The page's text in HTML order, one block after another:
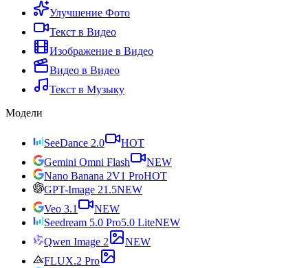
Улучшение Фото
Текст в Видео
Изображение в Видео
Видео в Видео
Текст в Музыку
Модели
SeeDance 2.0
HOT
Gemini Omni Flash
NEW
Nano Banana 2V1 ProHOT
GPT-Image 21.5NEW
Veo 3.1
NEW
Seedream 5.0 Pro5.0 LiteNEW
Qwen Image 2
NEW
FLUX.2 Pro